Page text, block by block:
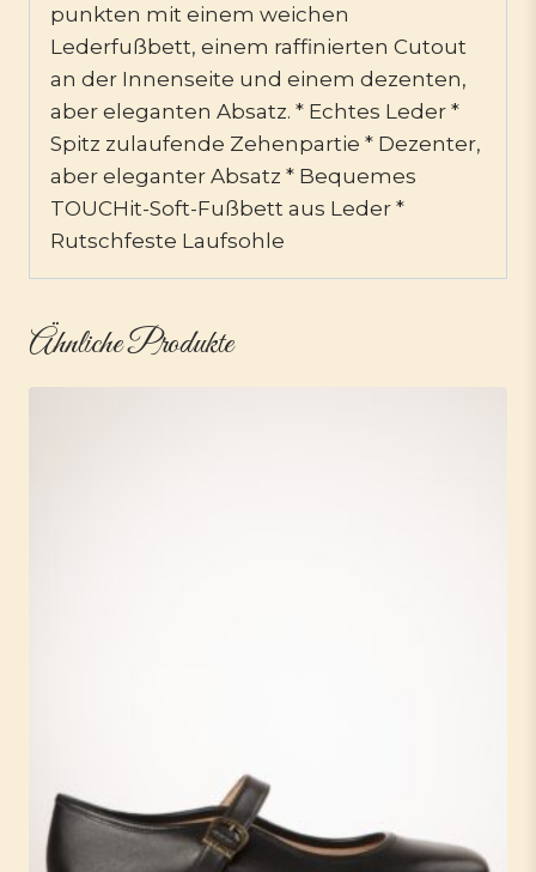
punkten mit einem weichen
Lederfußbett, einem raffinierten Cutout
an der Innenseite und einem dezenten,
aber eleganten Absatz. * Echtes Leder *
Spitz zulaufende Zehenpartie * Dezenter,
aber eleganter Absatz * Bequemes
TOUCHit-Soft-Fußbett aus Leder *
Rutschfeste Laufsohle
Ähnliche Produkte